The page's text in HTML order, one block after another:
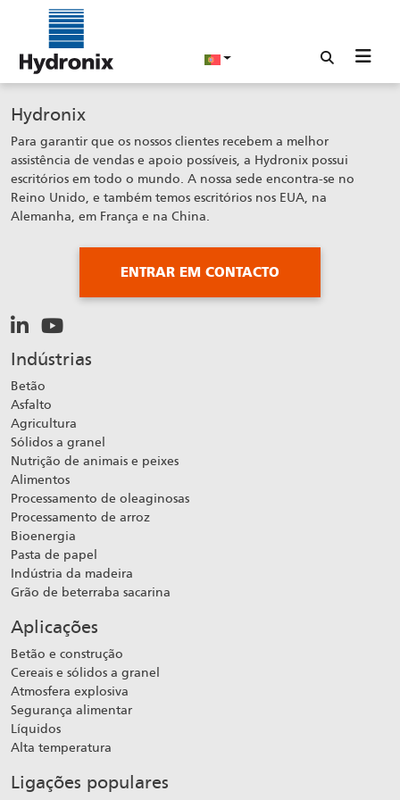
Hydronix
Para garantir que os nossos clientes recebem a melhor
assistência de vendas e apoio possíveis, a Hydronix possui
escritórios em todo o mundo. A nossa sede encontra-se no
Reino Unido, e também temos escritórios nos EUA, na
Alemanha, em França e na China.
ENTRAR EM CONTACTO
Indústrias
Betão
Asfalto
Agricultura
Sólidos a granel
Nutrição de animais e peixes
Alimentos
Processamento de oleaginosas
Processamento de arroz
Bioenergia
Pasta de papel
Indústria da madeira
Grão de beterraba sacarina
Aplicações
Betão e construção
Cereais e sólidos a granel
Atmosfera explosiva
Segurança alimentar
Líquidos
Alta temperatura
Ligações populares